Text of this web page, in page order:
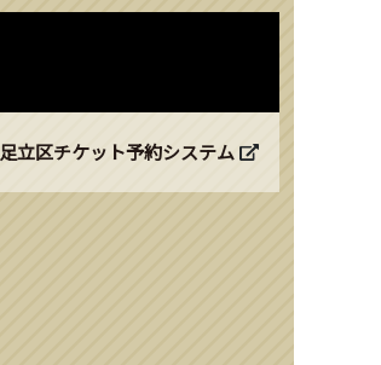
足立区チケット予約システム